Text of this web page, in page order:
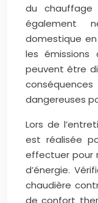
du chauffage
également
domestique
les émissions
peuvent être
dangereuses
Lors de
est réalisée
effectuer pour
d’énergie.
chaudière
de confort